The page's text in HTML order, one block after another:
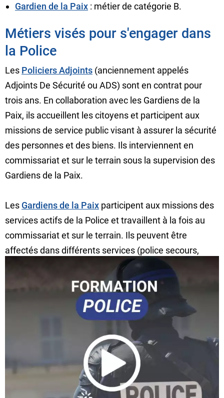
Gardien de la Paix : métier de catégorie B.
Métiers visés pour s'engager dans
la Police
Les Policiers Adjoints (anciennement appelés
Adjoints De Sécurité ou ADS) sont en contrat pour
trois ans. En collaboration avec les Gardiens de la
Paix, ils accueillent les citoyens et participent aux
missions de service public visant à assurer la sécurité
des personnes et des biens. Ils interviennent en
commissariat et sur le terrain sous la supervision des
Gardiens de la Paix.
Les Gardiens de la Paix participent aux missions des
services actifs de la Police et travaillent à la fois au
commissariat et sur le terrain. Ils peuvent être
affectés dans différents services (police secours,
policier en groupe criminel, brigade des stupéfiants…)
et peuvent se spécialiser en effectuant des
formations complémentaires (policier secouriste en
montagne, RAID, CRS,…).
Gardiens de la Paix et Policiers Adjoints exercent leurs
fonctions en uniforme ou en tenue civile.